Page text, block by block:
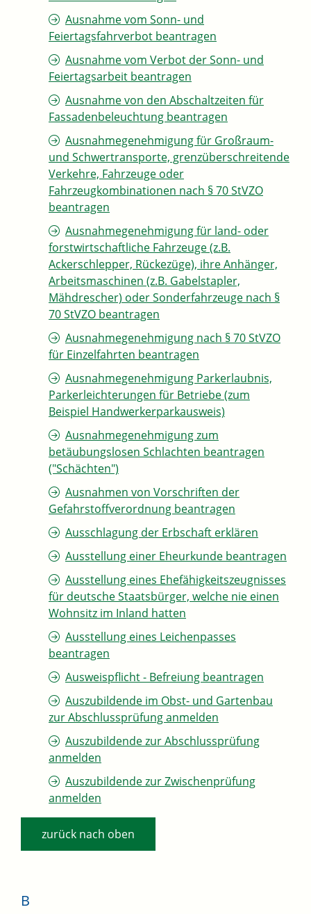
Ausnahme vom Sonn- und
Feiertagsfahrverbot beantragen
Ausnahme vom Verbot der Sonn- und
Feiertagsarbeit beantragen
Ausnahme von den Abschaltzeiten für
Fassadenbeleuchtung beantragen
Ausnahmegenehmigung für Großraum-
und Schwertransporte, grenzüberschreitende
Verkehre, Fahrzeuge oder
Fahrzeugkombinationen nach § 70 StVZO
beantragen
Ausnahmegenehmigung für land- oder
forstwirtschaftliche Fahrzeuge (z.B.
Ackerschlepper, Rückezüge), ihre Anhänger,
Arbeitsmaschinen (z.B. Gabelstapler,
Mähdrescher) oder Sonderfahrzeuge nach §
70 StVZO beantragen
Ausnahmegenehmigung nach § 70 StVZO
für Einzelfahrten beantragen
Ausnahmegenehmigung Parkerlaubnis,
Parkerleichterungen für Betriebe (zum
Beispiel Handwerkerparkausweis)
Ausnahmegenehmigung zum
betäubungslosen Schlachten beantragen
("Schächten")
Ausnahmen von Vorschriften der
Gefahrstoffverordnung beantragen
Ausschlagung der Erbschaft erklären
Ausstellung einer Eheurkunde beantragen
Ausstellung eines Ehefähigkeitszeugnisses
für deutsche Staatsbürger, welche nie einen
Wohnsitz im Inland hatten
Ausstellung eines Leichenpasses
beantragen
Ausweispflicht - Befreiung beantragen
Auszubildende im Obst- und Gartenbau
zur Abschlussprüfung anmelden
Auszubildende zur Abschlussprüfung
anmelden
Auszubildende zur Zwischenprüfung
anmelden
zurück nach oben
B